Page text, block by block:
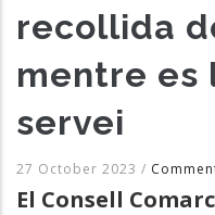
recollida
mentre es
servei
27 October 2023 /
El Consell